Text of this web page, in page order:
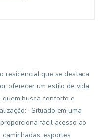
residencial que se destaca
oferecer um estilo de vida
busca conforto e
Situado em uma
fácil acesso ao
esportes